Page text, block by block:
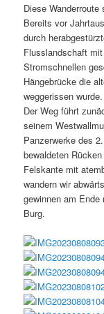
Diese
Bereits vor
durch
Flusslandschaft
Stromschnellen
Hängebrücke die
weggerissen wurde.
Der Weg führt
seinem
Panzerwerke des
bewaldeten
Felskante mit
wandern wir
gewinnen am
Burg.